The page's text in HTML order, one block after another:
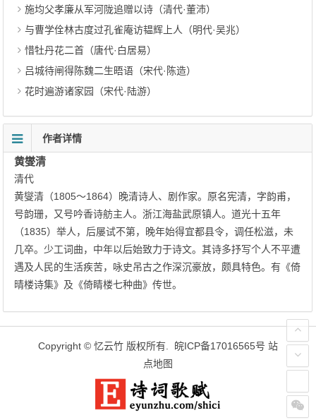
施均父孝廉从军河陇追赠以诗（清代·董沛）
与曹学佺林古度过孔雀庵访韫辉上人（明代·吴兆）
惜牡丹花二首（唐代·白居易）
吕城待闸得陈魏二生晤语（宋代·陈造）
花时遍游诸家园（宋代·陆游）
作者详情
黄燮清
清代
黄燮清（1805～1864）晚清诗人、剧作家。原名宪清，字韵甫，
号韵珊，又号吟香诗舫主人。浙江海盐武原镇人。道光十五年
（1835）举人，后屡试不第，晚年始得宜都县令，调任松滋，未
几卒。少工词曲，中年以后始致力于诗文。其诗多抒写个人不平遭
遇及人民的生活疾苦，咏史吊古之作深沉豪放，颇具特色。有《倚
晴楼诗集》及《倚睛楼七种曲》传世。
Copyright © 忆云竹 版权所有. 皖ICP备17016565号 站
点地图